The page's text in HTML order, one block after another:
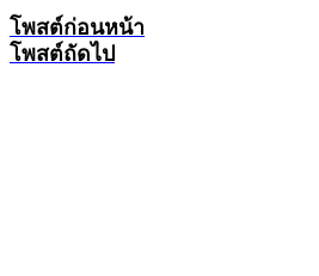
โพสต์ก่อนหน้า
โพสต์ถัดไป